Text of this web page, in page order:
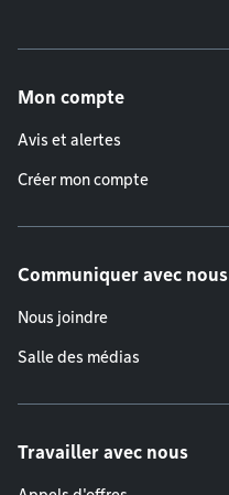
Mon compte
Avis et alertes
Créer mon compte
Communiquer avec nous
Nous joindre
Salle des médias
Travailler avec nous